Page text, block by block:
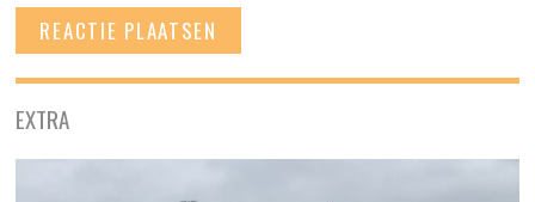
EXTRA